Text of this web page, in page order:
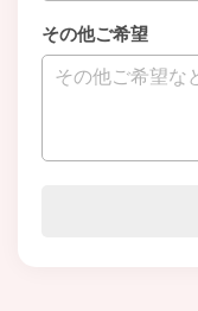
その他ご希望